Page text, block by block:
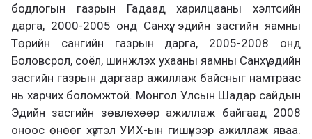
бодлогын газрын Гадаад харилцааны хэлтсийн
дарга, 2000-2005 онд Санхүү, эдийн засгийн яамны
Төрийн сангийн газрын дарга, 2005-2008 онд
Боловсрол, соёл, шинжлэх ухааны яамны Санхүү эдийн
засгийн газрын даргаар ажиллаж байсныг намтраас
нь харчих боломжтой. Монгол Улсын Шадар сайдын
Эдийн засгийн зөвлөхөөр ажиллаж байгаад 2008
оноос өнөөг хүртэл УИХ-ын гишүүнээр ажиллаж яваа.